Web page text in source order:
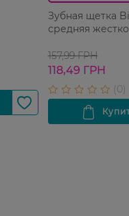
Зубная щетка
средняя
157,99 ГРН
118,49 ГРН